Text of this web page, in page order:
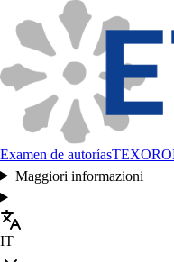
Examen de autoríasTEXORO
Maggiori informazioni
IT